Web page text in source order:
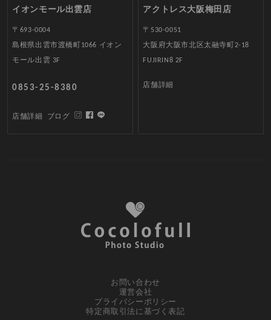
イオンモール出雲店
〒693-0004
島根県出雲市渡橋町1066 イオン
モール出雲 3F
0853-25-8380
店舗詳細 ブログ
アクトレス大阪梅田店
〒530-0051
大阪府大阪市北区太融寺町2-18
FUJIRIN8 2F
店舗詳細
お問い合わせ
運営会社
プライバシーポリシー
特定商取引法に基づく表記